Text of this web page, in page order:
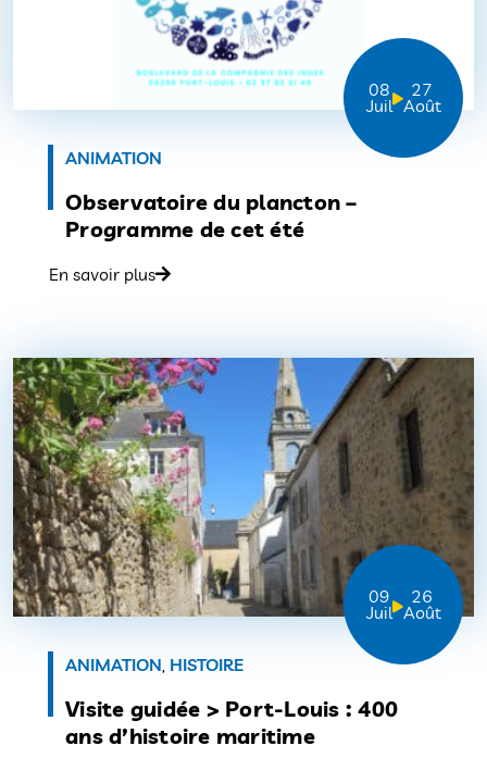
08
Juil
27
Août
ANIMATION
Observatoire du plancton –
Programme de cet été
En savoir plus
09
Juil
26
Août
ANIMATION, HISTOIRE
Visite guidée > Port-Louis : 400
ans d’histoire maritime